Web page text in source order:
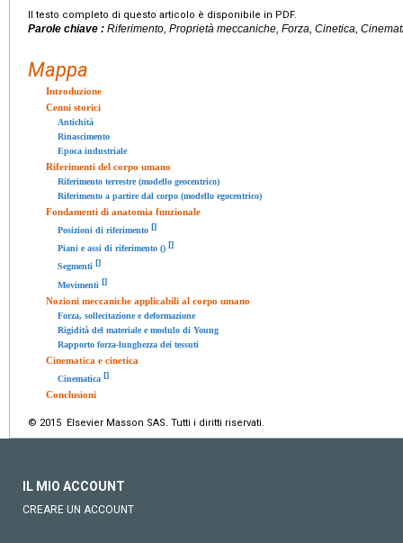
Il testo completo di questo articolo è disponibile in PDF.
Parole chiave : Riferimento, Proprietà meccaniche, Forza, Cinetica,
Mappa
Introduzione
Cenni storici
Antichità
Rinascimento
Epoca industriale
Riferimenti del corpo umano
Riferimento terrestre (modello geocentrico)
Riferimento a partire dal corpo (modello egocentrico)
Fondamenti di anatomia funzionale
Posizioni di riferimento []
Piani e assi di riferimento () []
Segmenti []
Movimenti []
Nozioni meccaniche applicabili al corpo umano
Forza, sollecitazione e deformazione
Rigidità del materiale e modulo di Young
Rapporto forza-lunghezza dei tessuti
Cinematica e cinetica
Cinematica []
Conclusioni
© 2015 Elsevier Masson SAS. Tutti i diritti riservati.
IL MIO ACCOUNT
CREARE UN ACCOUNT